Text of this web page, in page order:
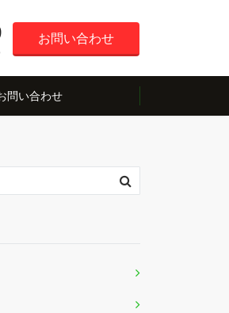
お問い合わせ
問い合わせ